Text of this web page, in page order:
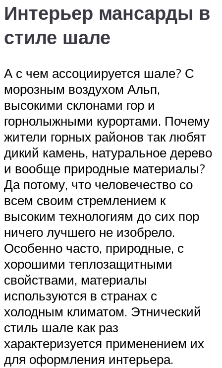
Интерьер мансарды в
стиле шале
А с чем ассоциируется шале? С
морозным воздухом Альп,
высокими склонами гор и
горнолыжными курортами. Почему
жители горных районов так любят
дикий камень, натуральное дерево
и вообще природные материалы?
Да потому, что человечество со
всем своим стремлением к
высоким технологиям до сих пор
ничего лучшего не изобрело.
Особенно часто, природные, с
хорошими теплозащитными
свойствами, материалы
используются в странах с
холодным климатом. Этнический
стиль шале как раз
характеризуется применением их
для оформления интерьера.